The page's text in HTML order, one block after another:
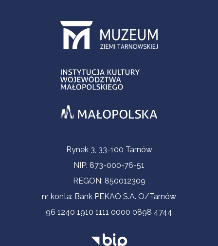
Contact InformationRynek 3, 33-100 Tarnów
NIP: 873-000-76-51
REGON: 850012309
nr konta: Bank PEKAO S.A. O/Tarnów
96 1240 1910 1111 0000 0898 4744